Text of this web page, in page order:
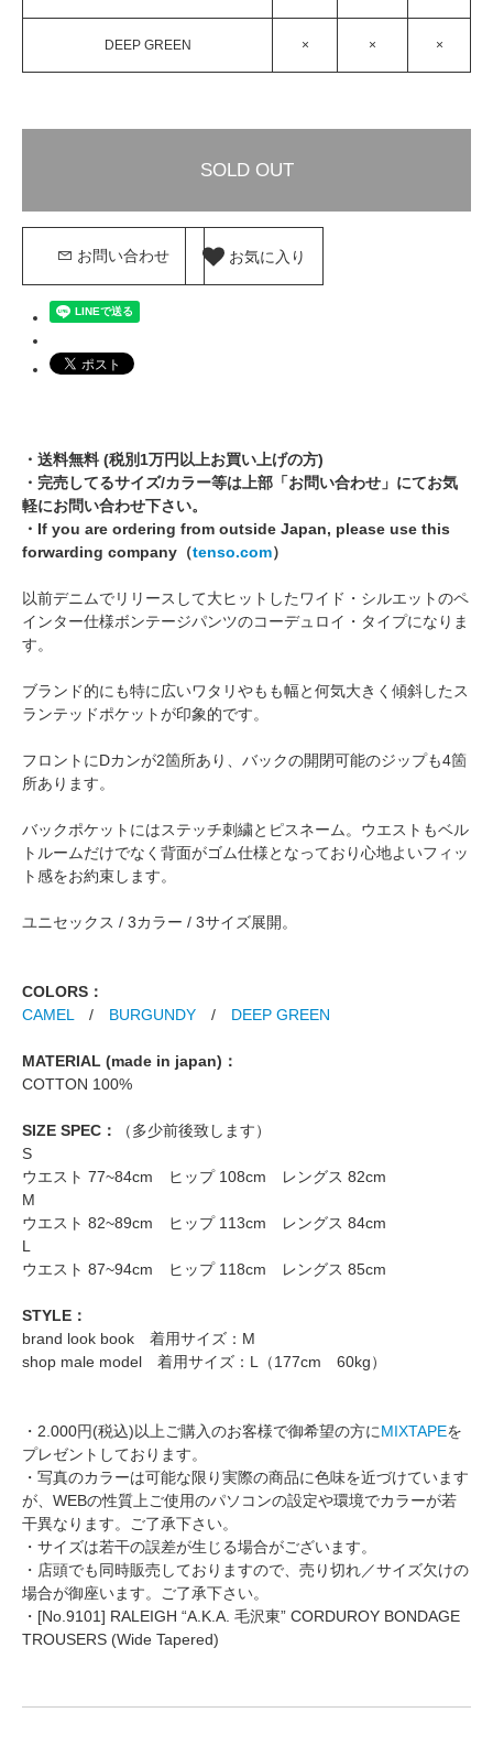
DEEP GREEN × × ×
SOLD OUT
お問い合わせ お気に入り
・送料無料 (税別1万円以上お買い上げの方)
・完売してるサイズ/カラー等は上部「お問い合わせ」にてお気
軽にお問い合わせ下さい。
・If you are ordering from outside Japan, please use this
forwarding company（tenso.com）
以前デニムでリリースして大ヒットしたワイド・シルエットのペ
インター仕様ボンテージパンツのコーデュロイ・タイプになりま
す。
ブランド的にも特に広いワタリやもも幅と何気大きく傾斜したス
ランテッドポケットが印象的です。
フロントにDカンが2箇所あり、バックの開閉可能のジップも4箇
所あります。
バックポケットにはステッチ刺繍とピスネーム。ウエストもベル
トルームだけでなく背面がゴム仕様となっており心地よいフィッ
ト感をお約束します。
ユニセックス / 3カラー / 3サイズ展開。
COLORS：
CAMEL
/ BURGUNDY / DEEP GREEN
MATERIAL (made in japan)：
COTTON 100%
SIZE SPEC：
（多少前後致します）
S
ウエスト 77~84cm ヒップ 108cm レングス 82cm
M
ウエスト 82~89cm ヒップ 113cm レングス 84cm
L
ウエスト 87~94cm ヒップ 118cm レングス 85cm
STYLE：
brand look book 着用サイズ：M
shop male model 着用サイズ：L（177cm 60kg）
・2.000円(税込)以上ご購入のお客様で御希望の方にMIXTAPEを
プレゼントしております。
・写真のカラーは可能な限り実際の商品に色味を近づけています
が、WEBの性質上ご使用のパソコンの設定や環境でカラーが若
干異なります。ご了承下さい。
・サイズは若干の誤差が生じる場合がございます。
・店頭でも同時販売しておりますので、売り切れ／サイズ欠けの
場合が御座います。ご了承下さい。
・[No.9101] RALEIGH “A.K.A. 毛沢東” CORDUROY BONDAGE
TROUSERS (Wide Tapered)